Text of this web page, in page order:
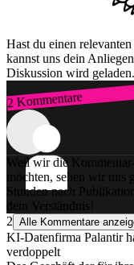
Hast du einen
kannst uns dein
Diskussion wird
2 Kommentare
Zum Login
Weil wir die
möchten, sehen wir
Stunden nach
dein Verständnis!
2 Alle Kommentare
KI-Datenfirma Palantir
verdoppelt